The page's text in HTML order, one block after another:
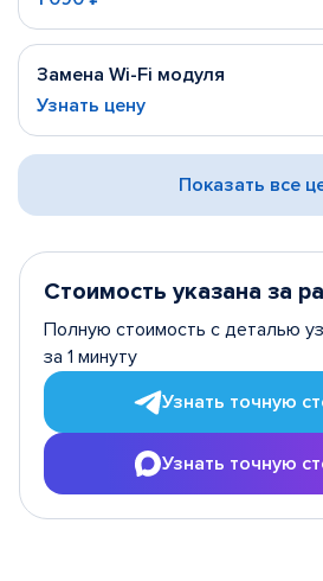
Замена Wi-Fi модуля
Узнать цену
Показать все
Стоимость указана за
Полную стоимость с деталью
за 1 минуту
Узнать точную
Узнать точную